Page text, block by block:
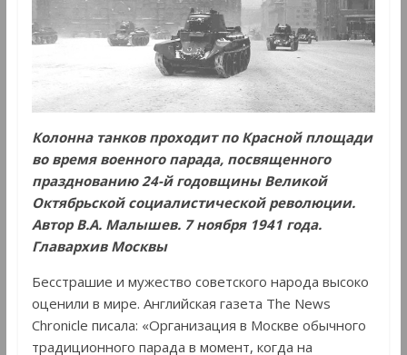
Колонна танков проходит по Красной площади
во время военного парада, посвященного
празднованию 24-й годовщины Великой
Октябрьской социалистической революции.
Автор В.А. Малышев. 7 ноября 1941 года.
Главархив Москвы
Бесстрашие и мужество советского народа высоко
оценили в мире. Английская газета The News
Chronicle писала: «Организация в Москве обычного
традиционного парада в момент, когда на